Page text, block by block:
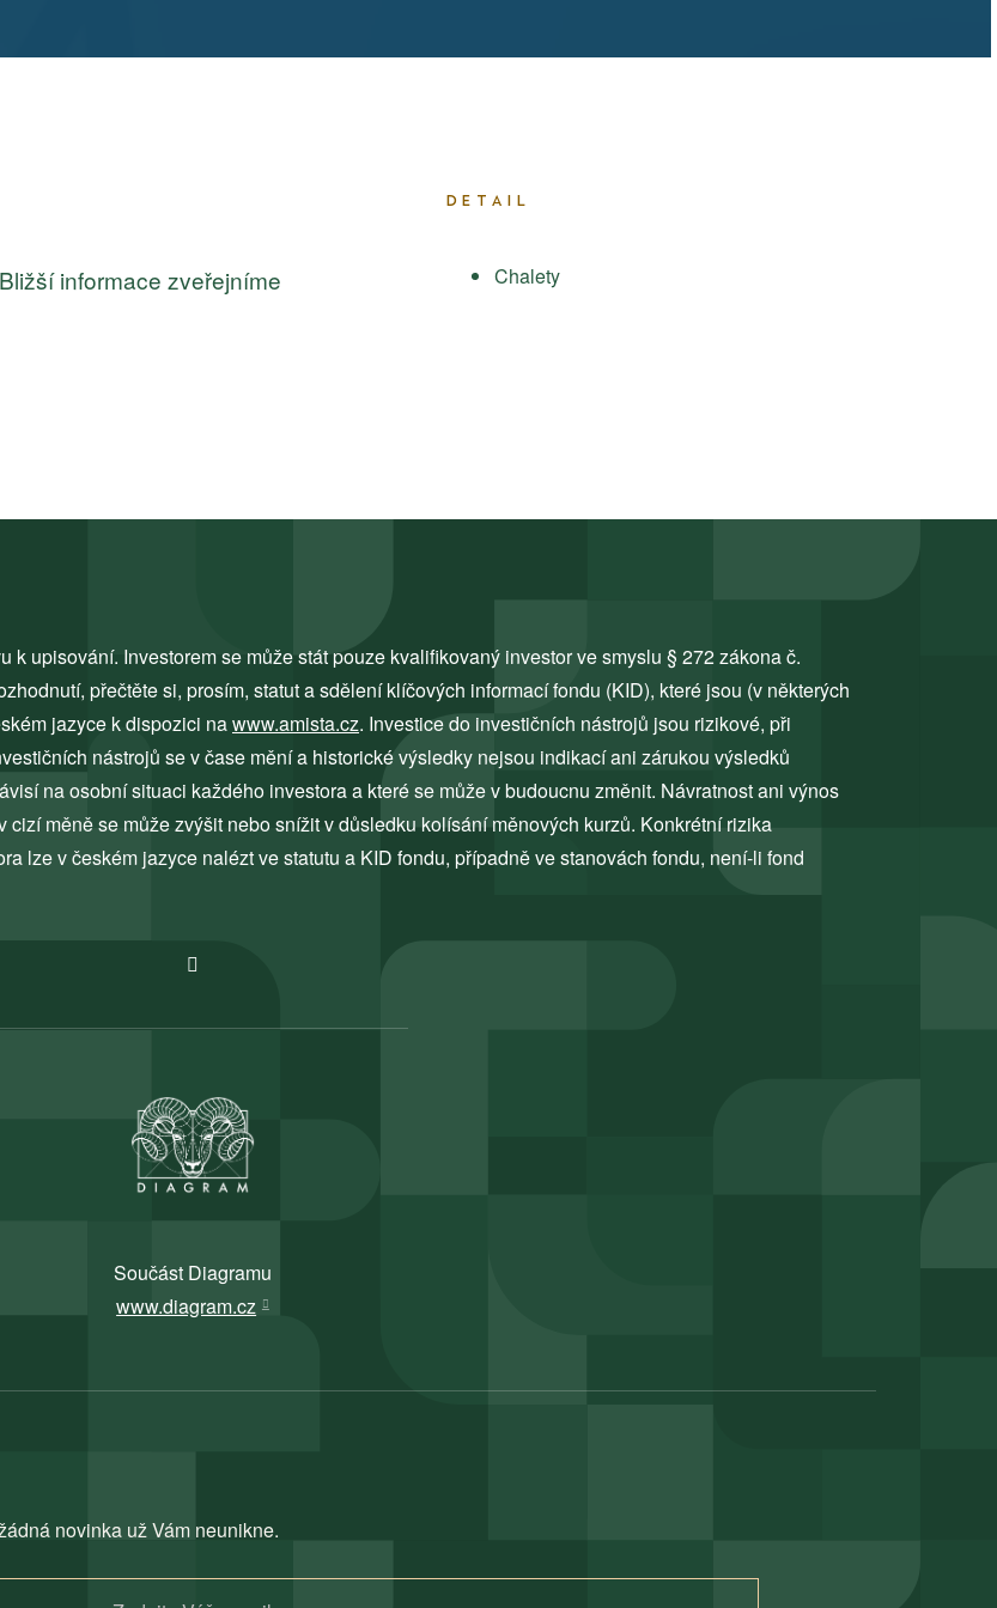
DETAIL
informace zveřejníme
Chalety
upisování. Investorem se může stát pouze kvalifikovaný investor ve smyslu § 272 zákona č.
přečtěte si, prosím, statut a sdělení klíčových informací fondu (KID), které jsou (v některých
jazyce k dispozici nawww.amista.cz. Investice do investičních nástrojů jsou rizikové, při
nástrojů se v čase mění a historické výsledky nejsou indikací ani zárukou výsledků
na osobní situaci každého investora a které se může v budoucnu změnit. Návratnost ani výnos
měně se může zvýšit nebo snížit v důsledku kolísání měnových kurzů. Konkrétní rizika
lze v českém jazyce nalézt ve statutu a KID fondu, případně ve stanovách fondu, není-li fond
Součást Diagramu
www.diagram.cz
novinka už Vám neunikne.